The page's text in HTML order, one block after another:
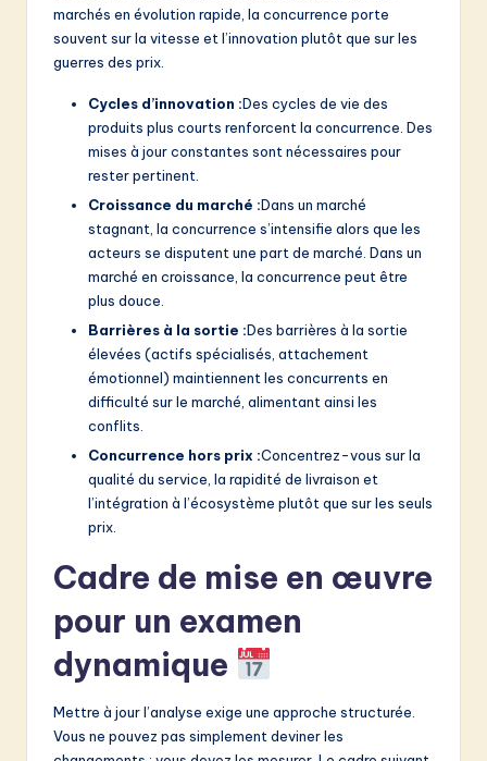
marchés en évolution rapide, la concurrence porte
souvent sur la vitesse et l’innovation plutôt que sur les
guerres des prix.
Cycles d’innovation :Des cycles de vie des
produits plus courts renforcent la concurrence. Des
mises à jour constantes sont nécessaires pour
rester pertinent.
Croissance du marché :Dans un marché
stagnant, la concurrence s’intensifie alors que les
acteurs se disputent une part de marché. Dans un
marché en croissance, la concurrence peut être
plus douce.
Barrières à la sortie :Des barrières à la sortie
élevées (actifs spécialisés, attachement
émotionnel) maintiennent les concurrents en
difficulté sur le marché, alimentant ainsi les
conflits.
Concurrence hors prix :Concentrez-vous sur la
qualité du service, la rapidité de livraison et
l’intégration à l’écosystème plutôt que sur les seuls
prix.
Cadre de mise en œuvre
pour un examen
dynamique
Mettre à jour l’analyse exige une approche structurée.
Vous ne pouvez pas simplement deviner les